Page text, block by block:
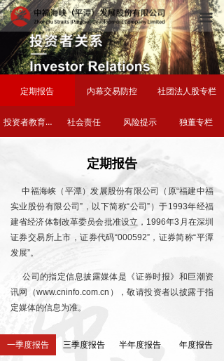
끀
定期报告 内幕交易防控 社团法人股专栏
投资者教育专栏 社会责任 风险提示 独董专栏
定期报告
中福海峡（平潭）发展股份有限公司（原“福建中福
实业股份有限公司”，以下简称“公司”）于1993年经福
建省经济体制改革委员会批准设立， 1996年3月在深圳
证券交易所上市，证券代码“000592”，证券简称“平潭
发展”。
公司的指定信息披露媒体是《证券时报》和巨潮资
讯网（www.cninfo.com.cn），敬请投资者以披露于指
定媒体的信息为准。
一季度报告 三季度报告 半年度报告 年度报告